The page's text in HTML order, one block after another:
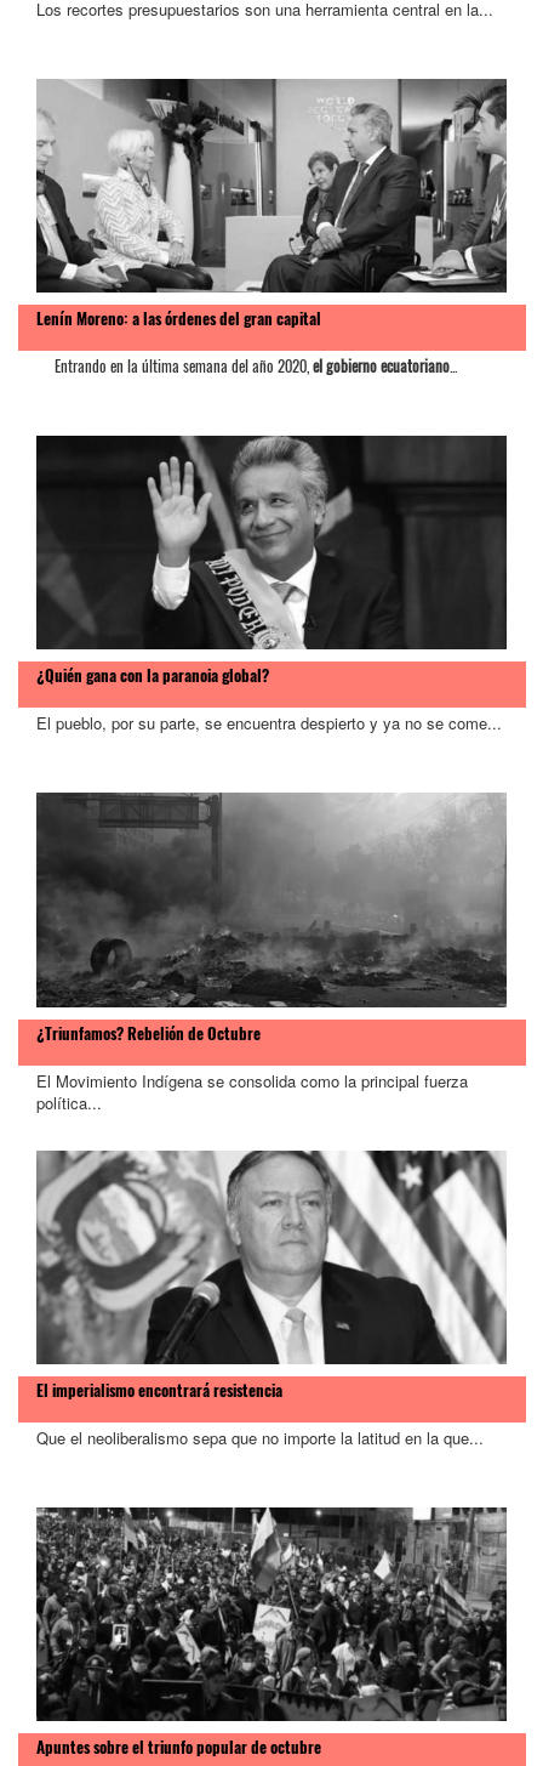
Los recortes presupuestarios son una herramienta central en la...
Lenín Moreno: a las órdenes del gran capital
Entrando en la última semana del año 2020, el gobierno ecuatoriano
¿Quién gana con la paranoia global?
El pueblo, por su parte, se encuentra despierto y ya no se come...
¿Triunfamos? Rebelión de Octubre
El Movimiento Indígena se consolida como la principal fuerza
política...
El imperialismo encontrará resistencia
Que el neoliberalismo sepa que no importe la latitud en la que...
Apuntes sobre el triunfo popular de octubre